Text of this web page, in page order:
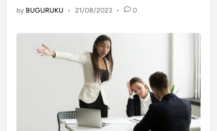
by BUGURUKU • 21/08/2023 • 0